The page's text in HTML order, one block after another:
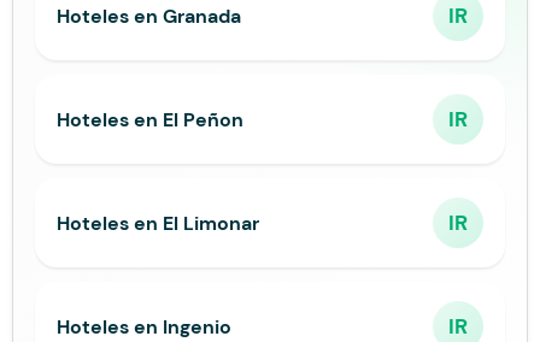
Hoteles en Granada IR
Hoteles en El Peñon IR
Hoteles en El Limonar IR
Hoteles en Ingenio IR